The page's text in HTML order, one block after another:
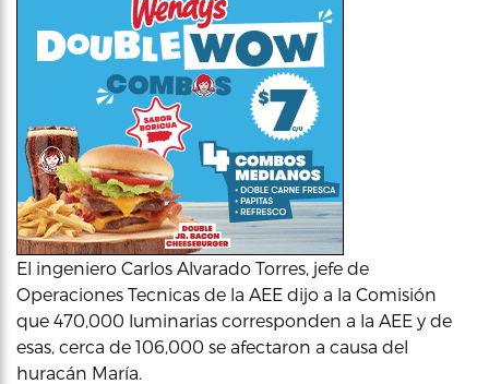
El ingeniero Carlos Alvarado Torres, jefe de
Operaciones Tecnicas de la AEE dijo a la Comisión
que 470,000 luminarias corresponden a la AEE y de
esas, cerca de 106,000 se afectaron a causa del
huracán María.